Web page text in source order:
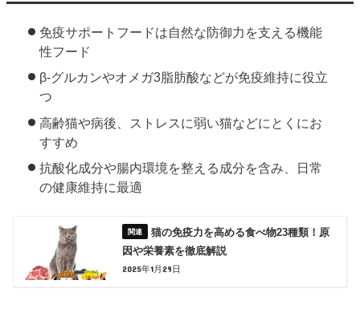
免疫サポートフードは自然な防御力を支える機能
性フード
β-グルカンやオメガ3脂肪酸などが免疫維持に役立
つ
高齢猫や病後、ストレスに弱い猫などにとくにお
すすめ
抗酸化成分や腸内環境を整える成分を含み、日常
の健康維持に最適
猫の免疫力を高める食べ物23種類！原
因や栄養素を徹底解説
2025年1月29日